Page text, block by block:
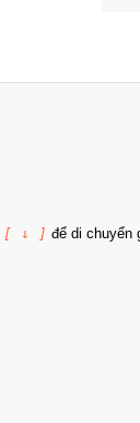
[ ↓ ] để di